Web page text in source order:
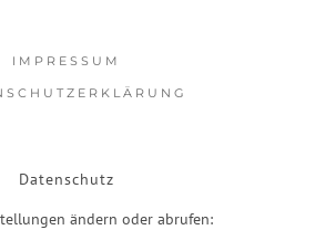
IMPRESSUM
Datenschutz
ändern oder abrufen: